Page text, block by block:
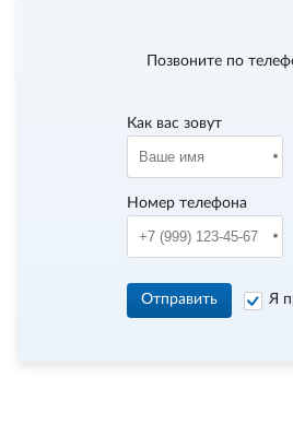
Позвоните по
Как вас зовут
Номер телефона
Отправить Я